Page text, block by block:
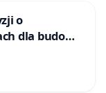
o
dla budowy
w